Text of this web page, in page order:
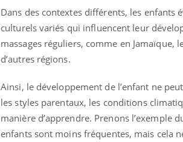
Dans des contextes différents, les enfants
culturels variés qui influencent leur
massages réguliers, comme en
d’autres régions.
Ainsi, le développement de l’enfant ne
les styles parentaux, les conditions
manière d’apprendre. Prenons l’exemple
enfants sont moins fréquentes, mais cela